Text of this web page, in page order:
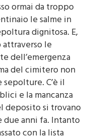
la situazione del
ormai da troppo
le salme in
dignitosa. E,
le
dell’emergenza
del cimitero non
C’è il
e la mancanza
deposito si trovano
anni fa. Intanto